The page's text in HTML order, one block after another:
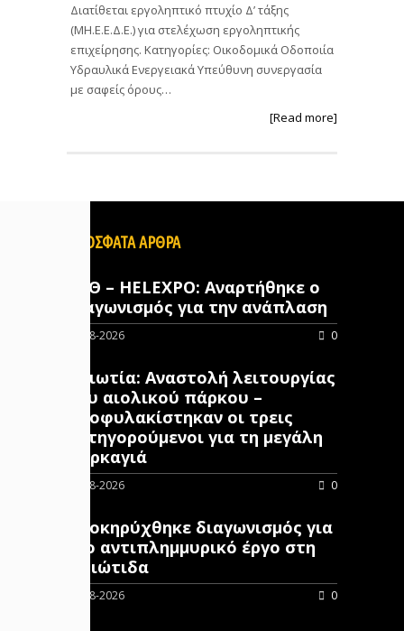
Διατίθεται εργοληπτικό πτυχίο Δ’ τάξης
(ΜΗ.Ε.Ε.Δ.Ε.) για στελέχωση εργοληπτικής
επιχείρησης. Κατηγορίες: Οικοδομικά Οδοποιία
Υδραυλικά Ενεργειακά Υπεύθυνη συνεργασία
με σαφείς όρους…
[Read more]
ΠΡΟΣΦΑΤΑ ΑΡΘΡΑ
ΔΕΘ – HELEXPO: Αναρτήθηκε ο
διαγωνισμός για την ανάπλαση
07-08-2026 0
Βοιωτία: Αναστολή λειτουργίας
του αιολικού πάρκου –
Προφυλακίστηκαν οι τρεις
κατηγορούμενοι για τη μεγάλη
πυρκαγιά
07-08-2026 0
Προκηρύχθηκε διαγωνισμός για
νέo αντιπλημμυρικό έργο στη
Φθιώτιδα
07-08-2026 0